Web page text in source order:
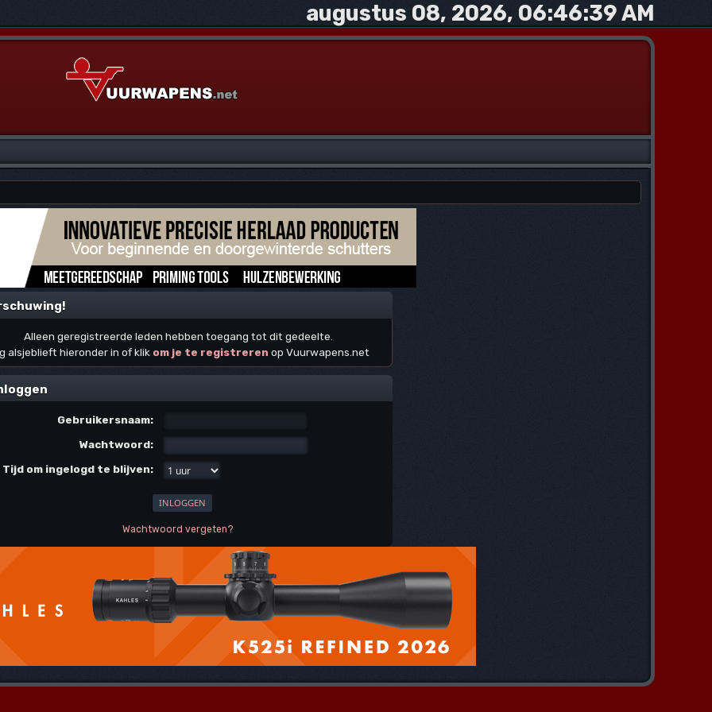
augustus 08, 2026, 06:46:39 AM
Alleen geregistreerde leden hebben toegang tot dit gedeelte.
alsjeblieft hieronder in of klik om je te registreren op Vuurwapens.net
Gebruikersnaam:
Wachtwoord:
Tijd om ingelogd te blijven:
Wachtwoord vergeten?